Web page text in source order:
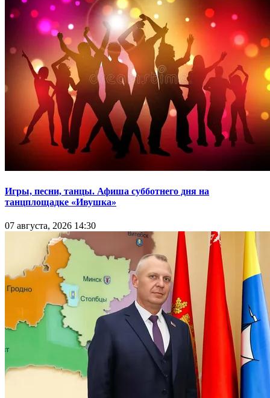
Игры, песни, танцы. Афиша субботнего дня на
танцплощадке «Ивушка»
07 августа, 2026 14:30